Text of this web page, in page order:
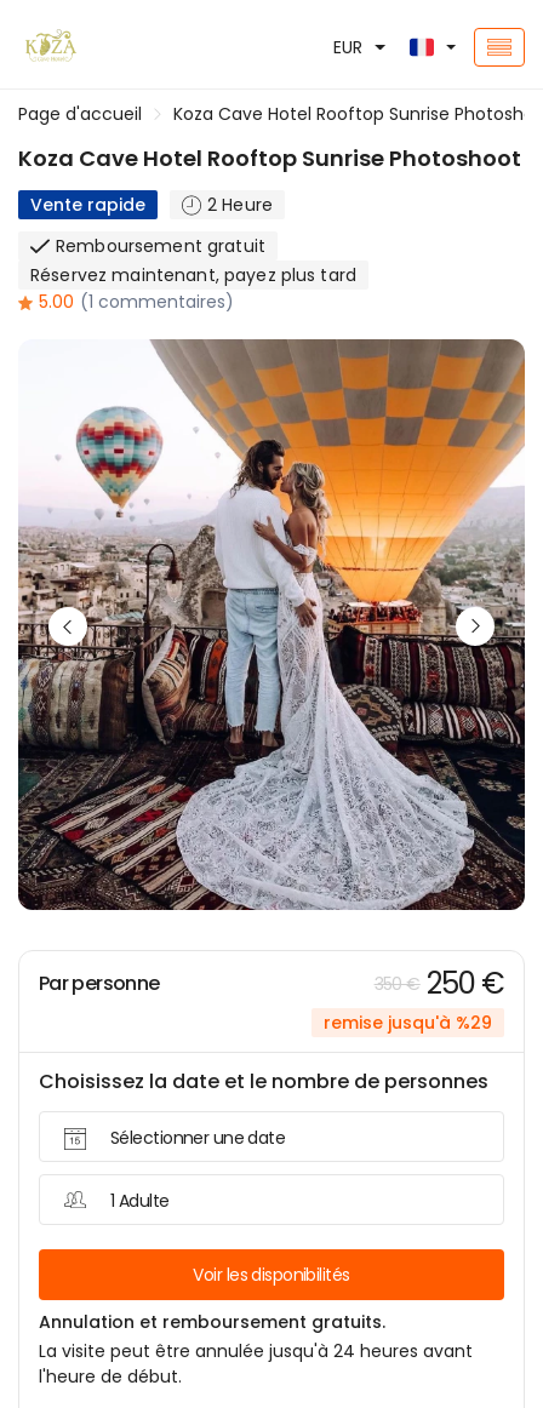
EUR
Page d'accueil Koza Cave Hotel Rooftop Sunrise
Koza Cave Hotel Rooftop Sunrise Photoshoot
Vente rapide
2 Heure
Remboursement gratuit
Réservez maintenant, payez plus tard
5.00 (1 commentaires)
Par personne 350 € 250 €
remise jusqu'à %29
Choisissez la date et le nombre de personnes
Sélectionner une date
1 Adulte
Voir les disponibilités
Annulation et remboursement gratuits.
La visite peut être annulée jusqu'à 24 heures avant
l'heure de début.